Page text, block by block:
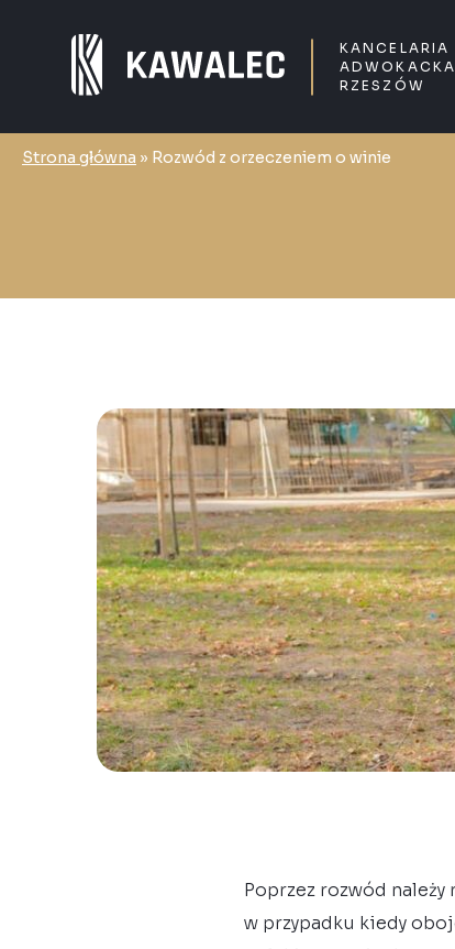
KANCELARIA
ADWOKACKA
RZESZÓW
Strona główna » Rozwód z orzeczeniem o winie
Poprzez rozwód
w przypadku kiedy